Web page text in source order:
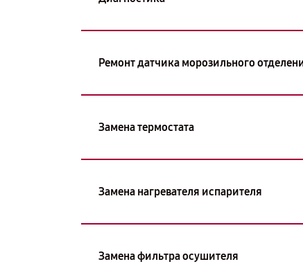
Ремонт датчика морозильного
Замена термостата
Замена нагревателя испарителя
Замена фильтра осушителя